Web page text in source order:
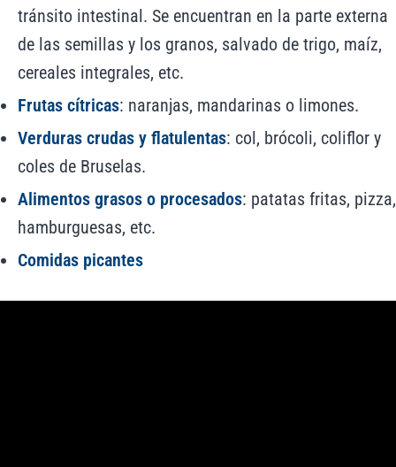
tránsito intestinal. Se encuentran en la parte externa
de las semillas y los granos, salvado de trigo, maíz,
cereales integrales, etc.
Frutas cítricas: naranjas, mandarinas o limones.
Verduras crudas y flatulentas: col, brócoli, coliflor y
coles de Bruselas.
Alimentos grasos o procesados: patatas fritas, pizza,
hamburguesas, etc.
Comidas picantes